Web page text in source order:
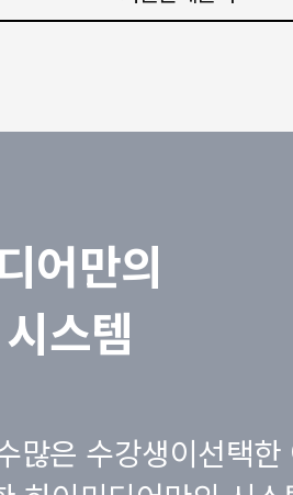
어만의
스템
많은 수강생이선택한